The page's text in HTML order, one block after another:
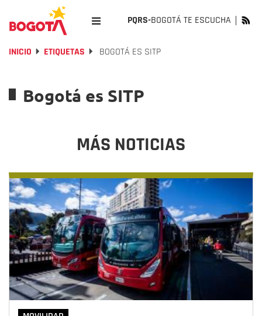
PQRS-BOGOTÁ TE ESCUCHA
INICIO ETIQUETAS BOGOTÁ ES SITP
Bogotá es SITP
MÁS NOTICIAS